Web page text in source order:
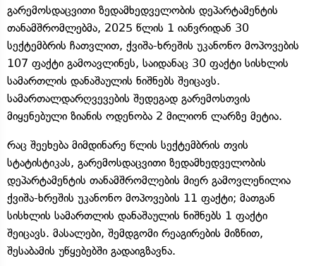
გარემოსდაცვითი ზედამხედველობის დეპარტამენტის
თანამშრომლებმა, 2025 წლის 1 იანვრიდან 30
სექტემბრის ჩათვლით, ქვიშა-ხრეშის უკანონო მოპოვების
107 ფაქტი გამოავლინეს, საიდანაც 30 ფაქტი სისხლის
სამართლის დანაშაულის ნიშნებს შეიცავს.
სამართალდარღვევების შედეგად გარემოსთვის
მიყენებული ზიანის ოდენობა 2 მილიონ ლარზე მეტია.
რაც შეეხება მიმდინარე წლის სექტემბრის თვის
სტატისტიკას, გარემოსდაცვითი ზედამხედველობის
დეპარტამენტის თანამშრომლების მიერ გამოვლენილია
ქვიშა-ხრეშის უკანონო მოპოვების 11 ფაქტი; მათგან
სისხლის სამართლის დანაშაულის ნიშნებს 1 ფაქტი
შეიცავს. მასალები, შემდგომი რეაგირების მიზნით,
შესაბამის უწყებებში გადაიგზავნა.